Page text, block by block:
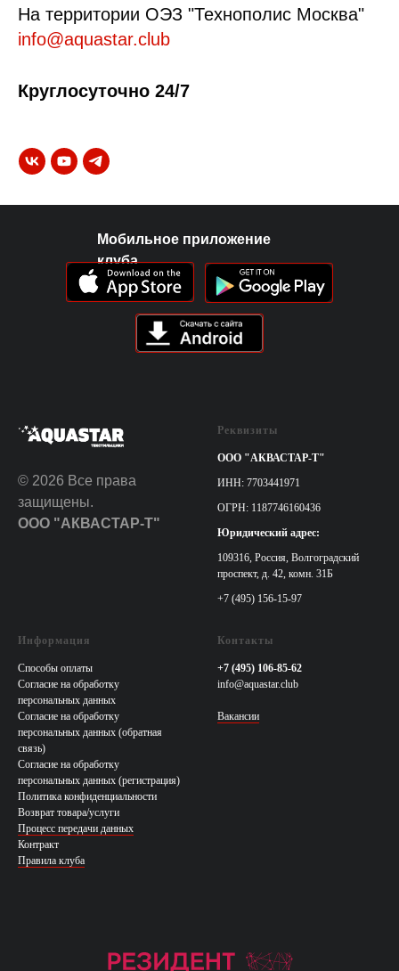
На территории ОЭЗ "Технополис Москва"
info@aquastar.club
Круглосуточно 24/7
Мобильное приложение
клуба
© 2026 Все права
защищены.
ООО "АКВАСТАР-Т"
Реквизиты
ООО "АКВАСТАР-Т"
ИНН: 7703441971
ОГРН: 1187746160436
Юридический адрес:
109316, Россия, Волгоградский
проспект, д. 42, комн. 31Б
+7 (495) 156-15-97
Информация
Способы оплаты
Согласие на обработку
персональных данных
Согласие на обработку
персональных данных (обратная
связь)
Согласие на обработку
персональных данных (регистрация)
Политика конфиденциальности
Возврат товара/услуги
Процесс передачи данных
Контракт
Правила клуба
Контакты
+7 (495) 106-85-62
info@aquastar.club
Вакансии